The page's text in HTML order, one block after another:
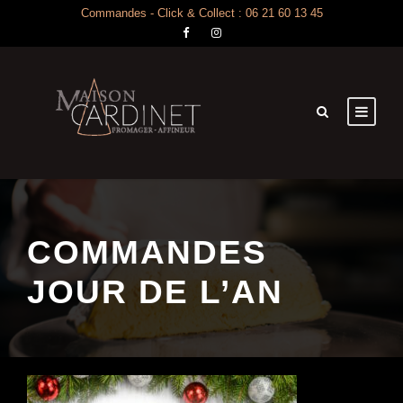
Commandes - Click & Collect : 06 21 60 13 45
COMMANDES
JOUR DE L’AN